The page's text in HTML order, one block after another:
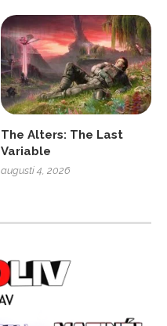
The Alters: The Last
Variable
augusti 4, 2026